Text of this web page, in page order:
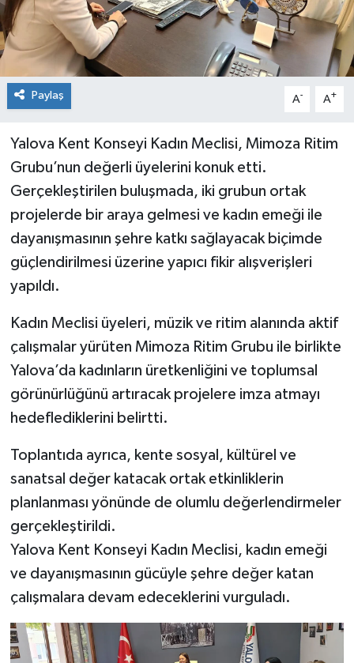
Paylaş A- A+
Yalova Kent Konseyi Kadın Meclisi, Mimoza Ritim
Grubu’nun değerli üyelerini konuk etti.
Gerçekleştirilen buluşmada, iki grubun ortak
projelerde bir araya gelmesi ve kadın emeği ile
dayanışmasının şehre katkı sağlayacak biçimde
güçlendirilmesi üzerine yapıcı fikir alışverişleri
yapıldı.
Kadın Meclisi üyeleri, müzik ve ritim alanında aktif
çalışmalar yürüten Mimoza Ritim Grubu ile birlikte
Yalova’da kadınların üretkenliğini ve toplumsal
görünürlüğünü artıracak projelere imza atmayı
hedeflediklerini belirtti.
Toplantıda ayrıca, kente sosyal, kültürel ve
sanatsal değer katacak ortak etkinliklerin
planlanması yönünde de olumlu değerlendirmeler
gerçekleştirildi.
Yalova Kent Konseyi Kadın Meclisi, kadın emeği
ve dayanışmasının gücüyle şehre değer katan
çalışmalara devam edeceklerini vurguladı.